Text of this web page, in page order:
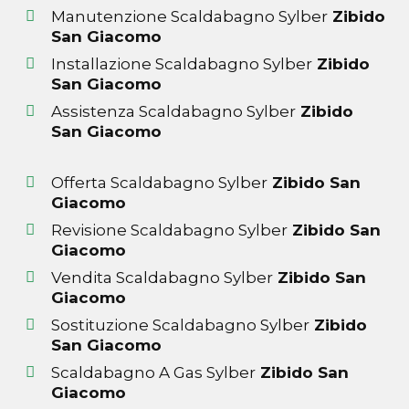
Manutenzione Scaldabagno Sylber Zibido
San Giacomo
Installazione Scaldabagno Sylber Zibido
San Giacomo
Assistenza Scaldabagno Sylber Zibido
San Giacomo
Offerta Scaldabagno Sylber Zibido San
Giacomo
Revisione Scaldabagno Sylber Zibido San
Giacomo
Vendita Scaldabagno Sylber Zibido San
Giacomo
Sostituzione Scaldabagno Sylber Zibido
San Giacomo
Scaldabagno A Gas Sylber Zibido San
Giacomo